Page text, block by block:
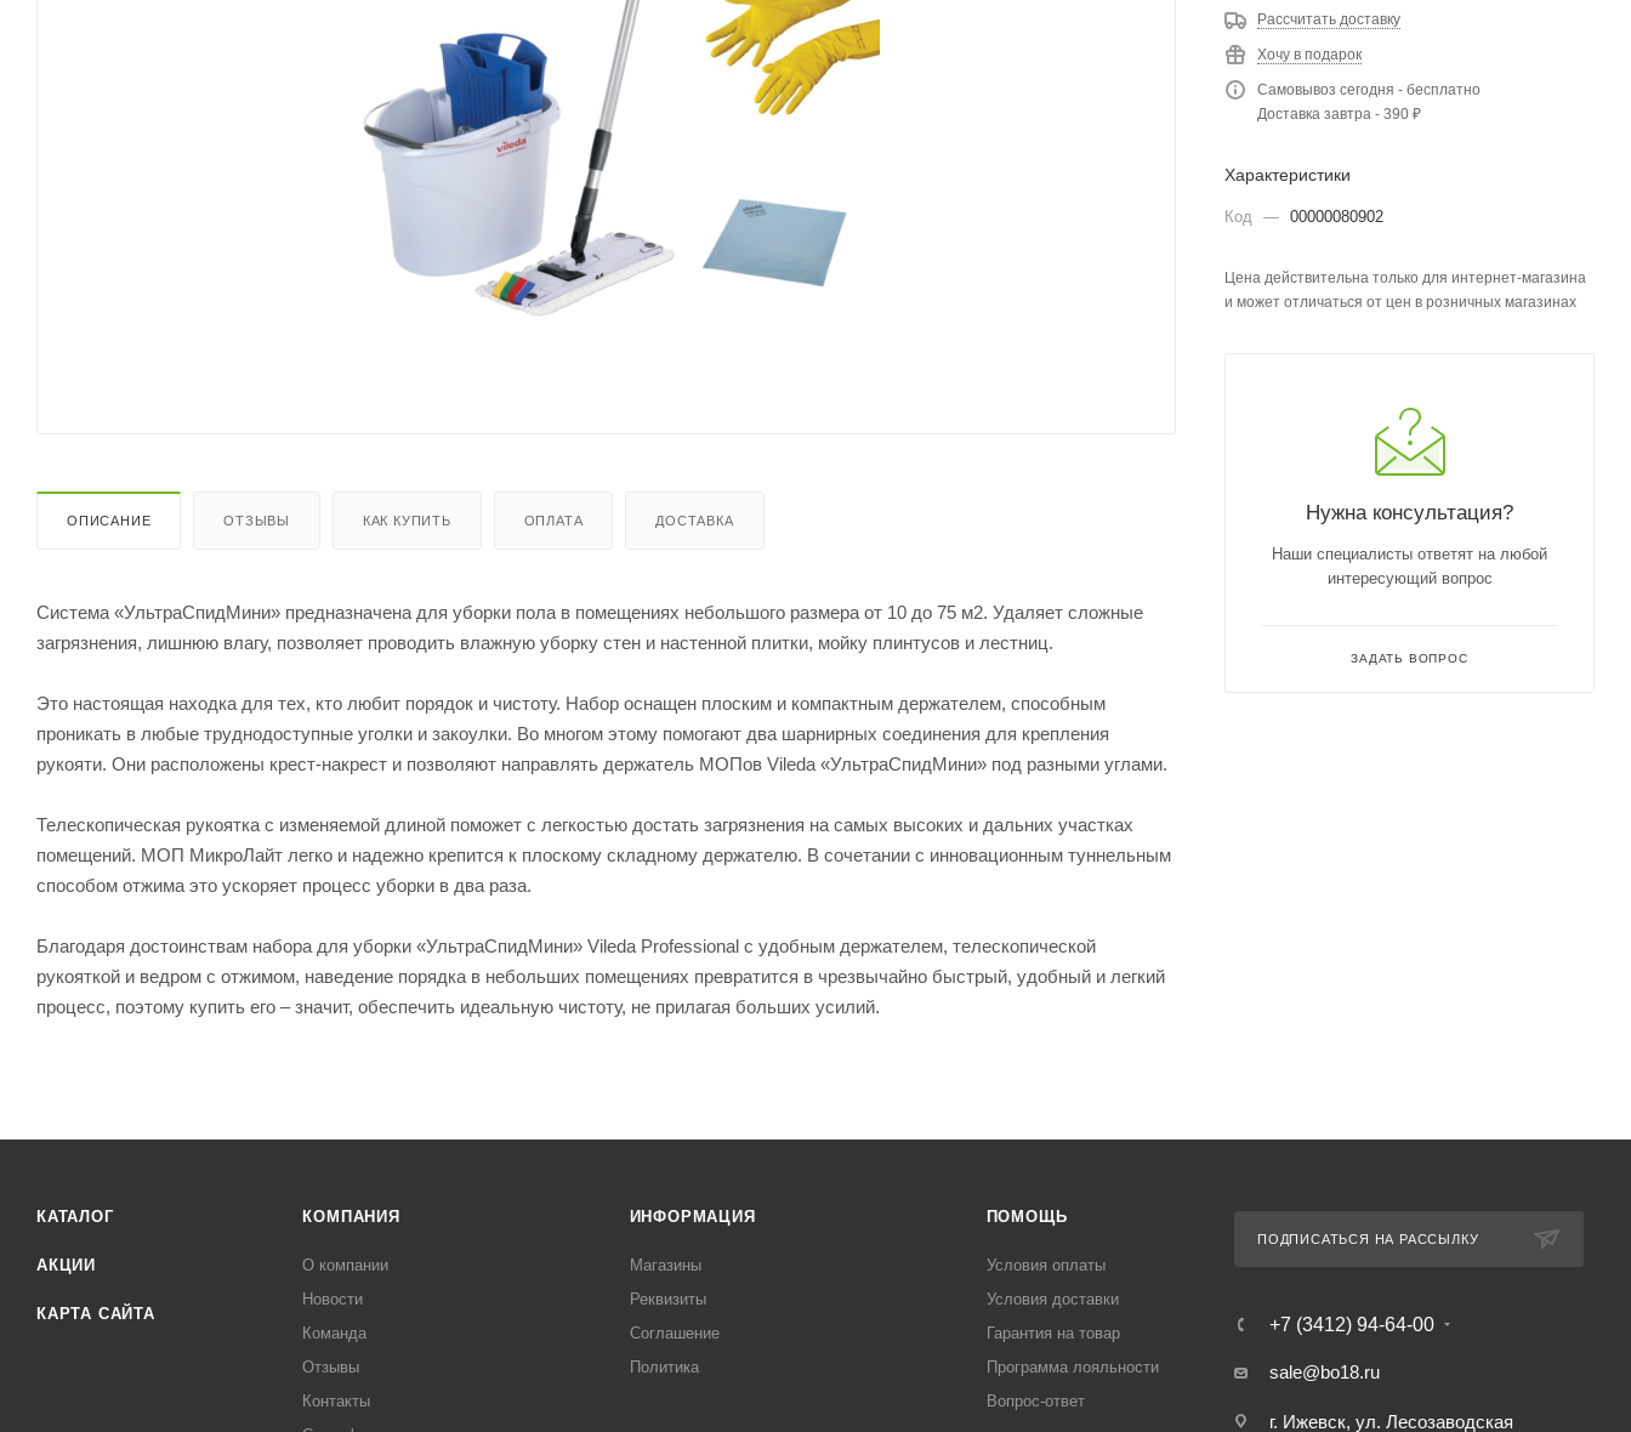
ОПИСАНИЕ ОТЗЫВЫ КАК КУПИТЬ ОПЛАТА ДОСТАВКА
Система «УльтраСпидМини» предназначена для уборки пола в помещениях небольшого размера от 10 до 75 м2. Удаляет сложные
загрязнения, лишнюю влагу, позволяет проводить влажную уборку стен и настенной плитки, мойку плинтусов и лестниц.
Это настоящая находка для тех, кто любит порядок и чистоту. Набор оснащен плоским и компактным держателем, способным
проникать в любые труднодоступные уголки и закоулки. Во многом этому помогают два шарнирных соединения для крепления
рукояти. Они расположены крест-накрест и позволяют направлять держатель МОПов Vileda «УльтраСпидМини» под разными углами.
Телескопическая рукоятка с изменяемой длиной поможет с легкостью достать загрязнения на самых высоких и дальних участках
помещений. МОП МикроЛайт легко и надежно крепится к плоскому складному держателю. В сочетании с инновационным туннельным
способом отжима это ускоряет процесс уборки в два раза.
Благодаря достоинствам набора для уборки «УльтраСпидМини» Vileda Professional с удобным держателем, телескопической
рукояткой и ведром с отжимом, наведение порядка в небольших помещениях превратится в чрезвычайно быстрый, удобный и легкий
процесс, поэтому купить его – значит, обеспечить идеальную чистоту, не прилагая больших усилий.
Рассчитать доставку
Хочу в подарок
Самовывоз сегодня - бесплатно
Доставка завтра - 390 ₽
Характеристики
Код — 00000080902
Цена действительна только для интернет-магазина
и может отличаться от цен в розничных магазинах
Нужна консультация?
Наши специалисты ответят на любой
интересующий вопрос
ЗАДАТЬ ВОПРОС
КАТАЛОГ
АКЦИИ
КАРТА САЙТА
КОМПАНИЯ
О компании
Новости
Команда
Отзывы
Контакты
ИНФОРМАЦИЯ
Магазины
Реквизиты
Соглашение
Политика
ПОМОЩЬ
Условия оплаты
Условия доставки
Гарантия на товар
Программа лояльности
Вопрос-ответ
ПОДПИСАТЬСЯ НА РАССЫЛКУ
+7 (3412) 94-64-00
sale@bo18.ru
г. Ижевск, ул. Лесозаводская